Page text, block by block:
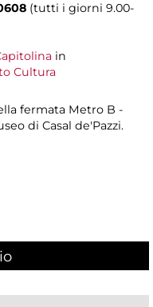
(tutti i giorni 9.00-
in
Cultura
fermata Metro B -
di Casal de'Pazzi.